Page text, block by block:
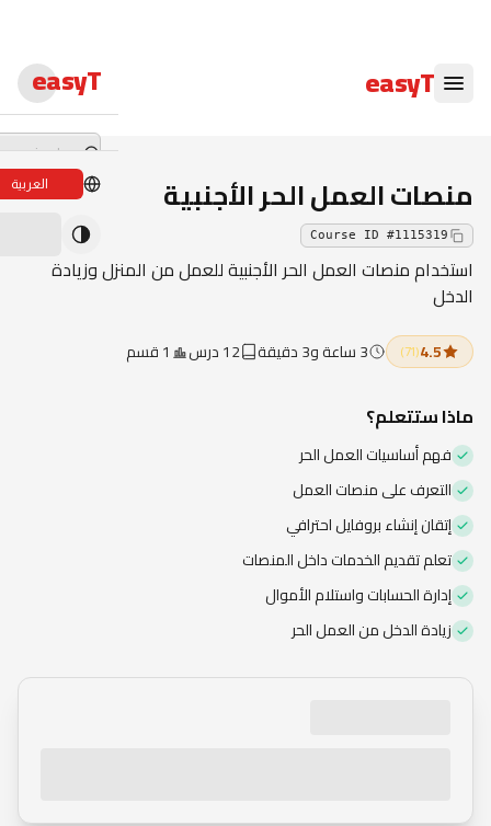
easyT
easyT
ندوات لايف
العربية منصات العمل الحر الأجنبية
Course ID #1115319
استخدام منصات العمل الحر الأجنبية للعمل من المنزل وزيادة
الدخل
4.5
(71) 3 ساعة و3 دقيقة 12 درس 1 قسم
ماذا ستتعلم؟
فهم أساسيات العمل الحر
التعرف على منصات العمل
إتقان إنشاء بروفايل احترافي
تعلم تقديم الخدمات داخل المنصات
إدارة الحسابات واستلام الأموال
زيادة الدخل من العمل الحر